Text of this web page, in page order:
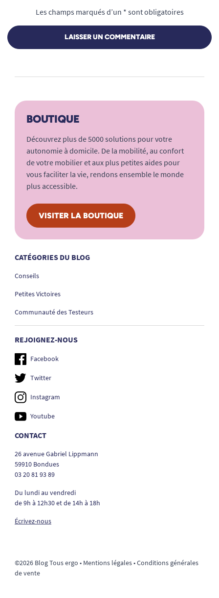
Les champs marqués d’un * sont obligatoires
LAISSER UN COMMENTAIRE
BOUTIQUE
Découvrez plus de 5000 solutions pour votre
autonomie à domicile. De la mobilité, au confort
de votre mobilier et aux plus petites aides pour
vous faciliter la vie, rendons ensemble le monde
plus accessible.
VISITER LA BOUTIQUE
CATÉGORIES DU BLOG
Conseils
Petites Victoires
Communauté des Testeurs
REJOIGNEZ-NOUS
Facebook
Twitter
Instagram
Youtube
CONTACT
26 avenue Gabriel Lippmann
59910 Bondues
03 20 81 93 89
Du lundi au vendredi
de 9h à 12h30 et de 14h à 18h
Écrivez-nous
©2026 Blog Tous ergo • Mentions légales•Conditions générales
de vente